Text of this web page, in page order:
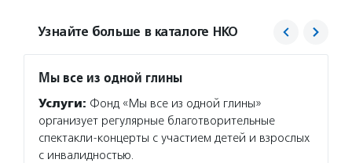
Узнайте больше в каталоге НКО
Мы все из одной глины
Услуги: Фонд «Мы все из одной глины»
организует регулярные благотворительные
спектакли-концерты с участием детей и взрослых
с инвалидностью.